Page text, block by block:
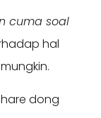
cuma soal
hal
dong